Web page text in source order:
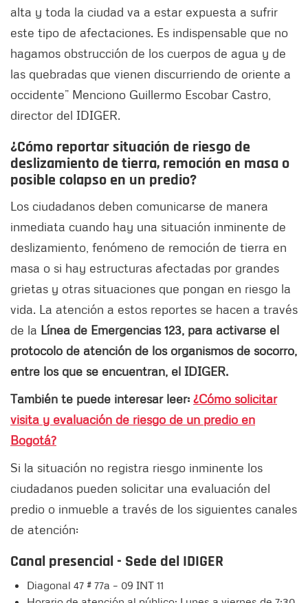
alta y toda la ciudad va a estar expuesta a sufrir
este tipo de afectaciones. Es indispensable que no
hagamos obstrucción de los cuerpos de agua y de
las quebradas que vienen discurriendo de oriente a
occidente” Menciono Guillermo Escobar Castro,
director del IDIGER.
¿Cómo reportar situación de riesgo de
deslizamiento de tierra, remoción en masa o
posible colapso en un predio?
Los ciudadanos deben comunicarse de manera
inmediata cuando hay una situación inminente de
deslizamiento, fenómeno de remoción de tierra en
masa o si hay estructuras afectadas por grandes
grietas y otras situaciones que pongan en riesgo la
vida. La atención a estos reportes se hacen a través
de la Línea de Emergencias 123, para activarse el
protocolo de atención de los organismos de socorro,
entre los que se encuentran, el IDIGER.
También te puede interesar leer: ¿Cómo solicitar
visita y evaluación de riesgo de un predio en
Bogotá?
Si la situación no registra riesgo inminente los
ciudadanos pueden solicitar una evaluación del
predio o inmueble a través de los siguientes canales
de atención:
Canal presencial - Sede del IDIGER
Diagonal 47 # 77a – 09 INT 11